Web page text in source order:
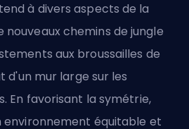
à divers aspects de la
chemins de jungle
aux broussailles de
d'un mur large sur les
En favorisant la symétrie,
environnement équitable et